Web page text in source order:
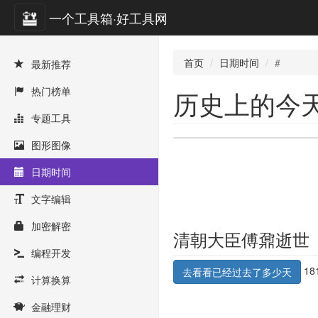
一个工具箱·好工具网
最新推荐
热门榜单
专题工具
图形图像
日期时间
文字编辑
加密解密
编程开发
计算换算
金融理财
首页 日期时间 #
历史上的今
清朝大臣傅鼐逝世
去看看已经过去了多少天